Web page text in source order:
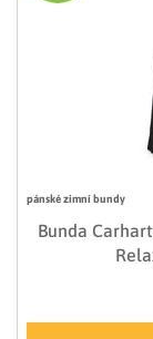
pánské zimní bundy
Bunda